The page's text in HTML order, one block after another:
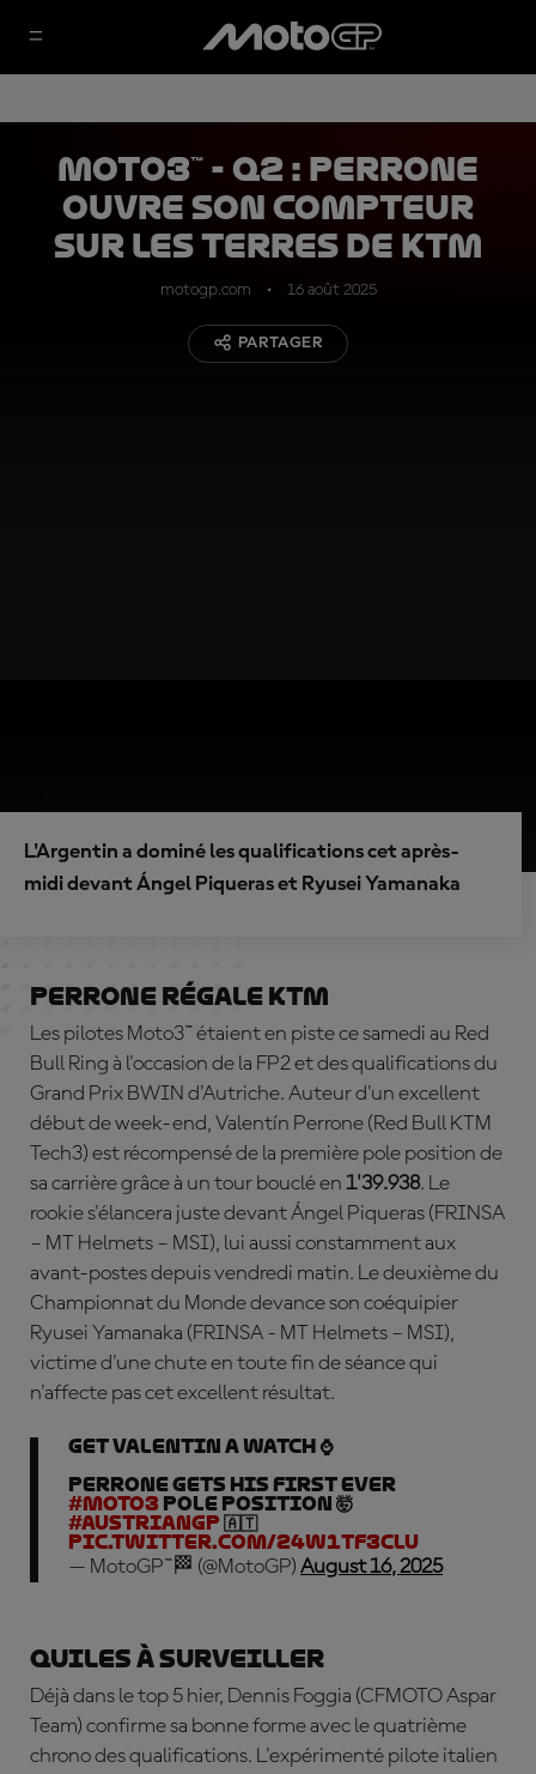
Moto3™ - Q2 : Perrone
ouvre son compteur
sur les terres de KTM
motogp.com 16 août 2025
PARTAGER
L'Argentin a dominé les qualifications cet après-
midi devant Ángel Piqueras et Ryusei Yamanaka
Perrone régale KTM
Les pilotes Moto3™ étaient en piste ce samedi au Red
Bull Ring à l'occasion de la FP2 et des qualifications du
Grand Prix BWIN d'Autriche. Auteur d'un excellent
début de week-end, Valentín Perrone (Red Bull KTM
Tech3) est récompensé de la première pole position de
sa carrière grâce à un tour bouclé en 1'39.938. Le
rookie s'élancera juste devantÁngel Piqueras (FRINSA
– MT Helmets – MSI), lui aussi constamment aux
avant-postes depuis vendredi matin. Le deuxième du
Championnat du Monde devance son coéquipier
Ryusei Yamanaka (FRINSA - MT Helmets – MSI),
victime d'une chute en toute fin de séance qui
n'affecte pas cet excellent résultat.
Get Valentin a watch ⌚
Perrone gets his first ever
#Moto3 POLE POSITION 🤯
#AustrianGP 🇦🇹
pic.twitter.com/24w1Tf3cLU
— MotoGP™🏁 (@MotoGP) August 16, 2025
Quiles à surveiller
Déjà dans le top 5 hier, Dennis Foggia (CFMOTO Aspar
Team) confirme sa bonne forme avec le quatrième
chrono des qualifications. L'expérimenté pilote italien